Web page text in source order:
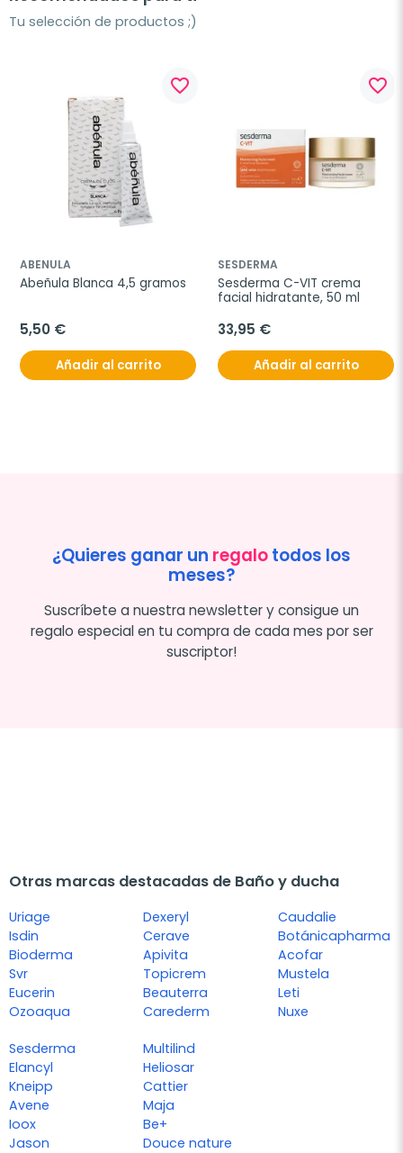
Tu selección de productos ;)
favorite_border
ABENULA
Abeñula Blanca 4,5 gramos
5,50 €
Añadir al carrito
favorite_border
SESDERMA
Sesderma C-VIT crema
facial hidratante, 50 ml
33,95 €
Añadir al carrito
¿Quieres ganar un regalotodos los
meses?
Suscríbete a nuestra newsletter y consigue un
regalo especial en tu compra de cada mes por ser
suscriptor!
Otras marcas destacadas de Baño y ducha
Uriage
Isdin
Bioderma
Svr
Eucerin
Ozoaqua
Dexeryl
Cerave
Apivita
Topicrem
Beauterra
Carederm
Caudalie
Botánicapharma
Acofar
Mustela
Leti
Nuxe
Sesderma
Elancyl
Kneipp
Avene
Ioox
Jason
Multilind
Heliosar
Cattier
Maja
Be+
Douce nature